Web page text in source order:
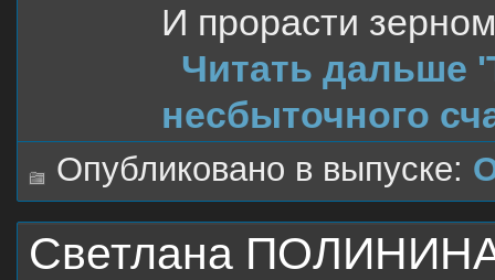
И прорасти
Читать
несбыточного
Опубликовано в выпуске:
Светлана